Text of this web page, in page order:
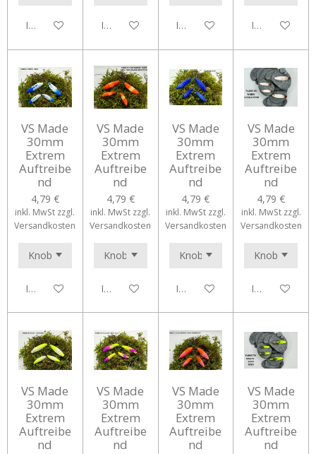
In den WarenkorbIn den WarenkorbIn den WarenkorbIn den
VS Made
30mm
Extrem
Auftreibe
nd
4,79 €
inkl. MwSt zzgl.
Versandkosten
In den Warenkorb
VS Made
30mm
Extrem
Auftreibe
nd
4,79 €
inkl. MwSt zzgl.
Versandkosten
In den Warenkorb
VS Made
30mm
Extrem
Auftreibe
nd
4,79 €
inkl. MwSt zzgl.
Versandkosten
In den Warenkorb
VS Made
30mm
Extrem
Auftreibe
nd
4,79 €
inkl. MwSt zzgl.
Versandkosten
In den
VS Made
30mm
Extrem
Auftreibe
nd
VS Made
30mm
Extrem
Auftreibe
nd
VS Made
30mm
Extrem
Auftreibe
nd
VS Made
30mm
Extrem
Auftreibe
nd